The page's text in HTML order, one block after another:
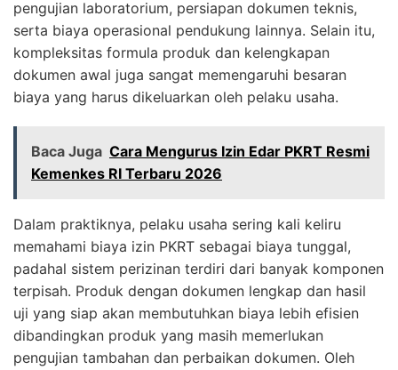
pengujian laboratorium, persiapan dokumen teknis,
serta biaya operasional pendukung lainnya. Selain itu,
kompleksitas formula produk dan kelengkapan
dokumen awal juga sangat memengaruhi besaran
biaya yang harus dikeluarkan oleh pelaku usaha.
Baca Juga Cara Mengurus Izin Edar PKRT Resmi
Kemenkes RI Terbaru 2026
Dalam praktiknya, pelaku usaha sering kali keliru
memahami biaya izin PKRT sebagai biaya tunggal,
padahal sistem perizinan terdiri dari banyak komponen
terpisah. Produk dengan dokumen lengkap dan hasil
uji yang siap akan membutuhkan biaya lebih efisien
dibandingkan produk yang masih memerlukan
pengujian tambahan dan perbaikan dokumen. Oleh